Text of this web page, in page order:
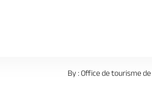
By : Office de tourisme